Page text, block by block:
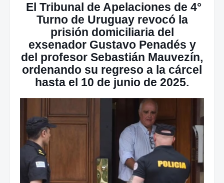
El Tribunal de Apelaciones de 4°
Turno de Uruguay revocó la
prisión domiciliaria del
exsenador Gustavo Penadés y
del profesor Sebastián Mauvezín,
ordenando su regreso a la cárcel
hasta el 10 de junio de 2025.